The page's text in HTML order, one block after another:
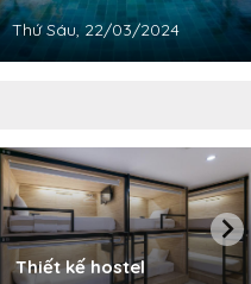
Thứ Sáu, 22/03/2024
Thiết kế hostel